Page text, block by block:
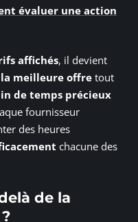
évaluer une action
affichés, il devient
meilleure offre tout
de temps précieux
fournisseur
des heures
chacune des
de la